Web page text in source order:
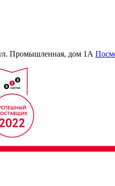
Промышленная, дом 1А